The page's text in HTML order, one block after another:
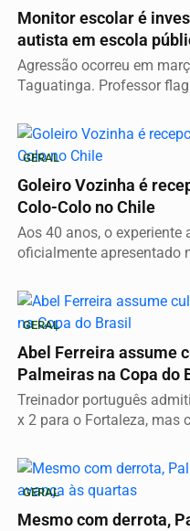
Monitor escolar é
autista em escola
Agressão ocorreu em
Taguatinga. Professor
GERAL
Goleiro Vozinha é
Colo-Colo no Chile
Aos 40 anos, o
oficialmente apresentado
GERAL
Abel Ferreira assume
Palmeiras na Copa do
Treinador português
x 2 para o Fortaleza, mas
GERAL
Mesmo com derrota,